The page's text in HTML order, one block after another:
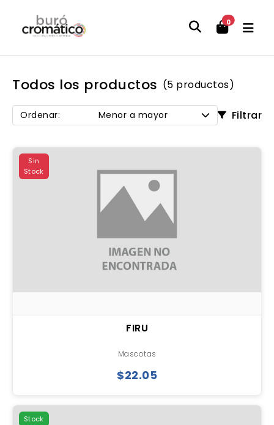
0
Todos los productos (5 productos)
Ordenar: Menor a mayor Filtrar
Sin
Stock
FIRU
Mascotas
$22.05
Stock